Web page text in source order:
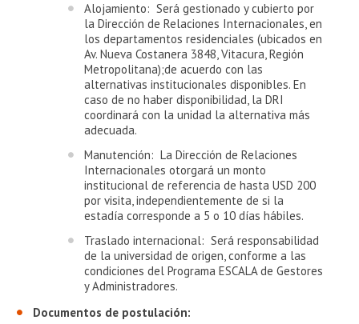
Alojamiento: Será gestionado y cubierto por
la Dirección de Relaciones Internacionales, en
los departamentos residenciales (ubicados en
Av. Nueva Costanera 3848, Vitacura, Región
Metropolitana);de acuerdo con las
alternativas institucionales disponibles. En
caso de no haber disponibilidad, la DRI
coordinará con la unidad la alternativa más
adecuada.
Manutención: La Dirección de Relaciones
Internacionales otorgará un monto
institucional de referencia de hasta USD 200
por visita, independientemente de si la
estadía corresponde a 5 o 10 días hábiles.
Traslado internacional: Será responsabilidad
de la universidad de origen, conforme a las
condiciones del Programa ESCALA de Gestores
y Administradores.
Documentos de postulación: